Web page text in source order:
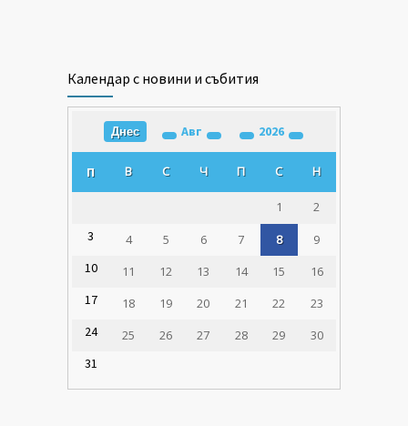
Календар с новини и събития
Днес Авг 2026
П В С Ч П С Н
1
2
3
4 5 6 7 8
9
10
11 12 13 14 15
16
17
18 19 20 21 22
23
24
25 26 27 28 29
30
31